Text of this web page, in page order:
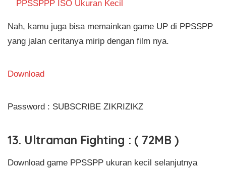
PPSSPPP ISO Ukuran Kecil
Nah, kamu juga bisa memainkan game UP di PPSSPP
yang jalan ceritanya mirip dengan film nya.
Download
Password : SUBSCRIBE ZIKRIZIKZ
13. Ultraman Fighting : ( 72MB )
Download game PPSSPP ukuran kecil selanjutnya